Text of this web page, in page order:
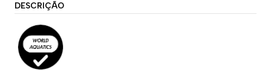
DESCRIÇÃO